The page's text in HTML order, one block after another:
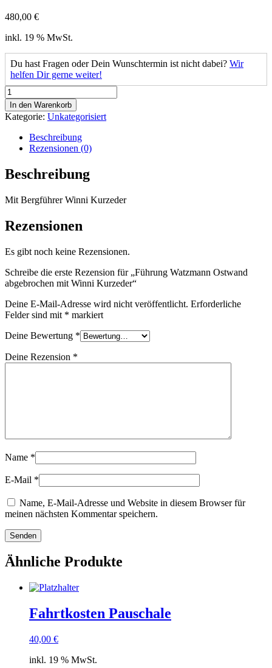
480,00 €
inkl. 19 % MwSt.
Du hast Fragen oder Dein Wunschtermin ist nicht dabei? Wir
helfen Dir gerne weiter!
Führung
Watzmann
Ostwand
abgebrochen
Winni
Kurzeder
Menge
In den Warenkorb
Kategorie: Unkategorisiert
Beschreibung
Rezensionen (0)
Beschreibung
Mit Bergführer Winni Kurzeder
Rezensionen
Es gibt noch keine Rezensionen.
Schreibe die erste Rezension für „Führung Watzmann Ostwand
abgebrochen mit Winni Kurzeder“
Deine E-Mail-Adresse wird nicht veröffentlicht. Erforderliche
Felder sind mit * markiert
Deine Bewertung *
Deine Rezension *
Name *
E-Mail *
Name, E-Mail-Adresse und Website in diesem Browser für
meinen nächsten Kommentar speichern.
Ähnliche Produkte
Fahrtkosten Pauschale
40,00 €
inkl. 19 % MwSt.